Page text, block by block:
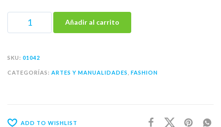
Añadir al carrito
SKU: 01042
CATEGORÍAS: ARTES Y MANUALIDADES FASHION
ADD TO WISHLIST